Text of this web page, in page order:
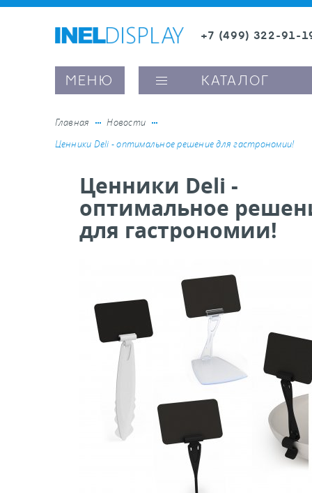
+7 (499) 322-91-
МЕНЮ КАТАЛОГ
полочного пространства
вывесок и шелфтокеры
оборудование, комплектующие
рамки и аксессуары
напольные, подвесные, на полку
Главная
Новости
Ценники Deli - оптимальное решение для гастрономии!
Ценники Deli -
оптимальное
для гастрономии!